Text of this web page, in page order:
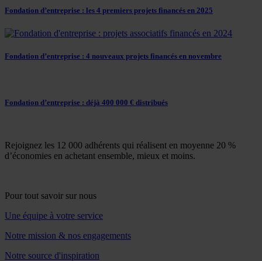
Fondation d’entreprise : les 4 premiers projets financés en 2025
Fondation d’entreprise : 4 nouveaux projets financés en novembre
Fondation d’entreprise : déjà 400 000 € distribués
Rejoignez les 12 000 adhérents qui réalisent en moyenne 20 %
d’économies en achetant ensemble, mieux et moins.
Pour tout savoir sur nous
Une équipe à votre service
Notre mission & nos engagements
Notre source d'inspiration